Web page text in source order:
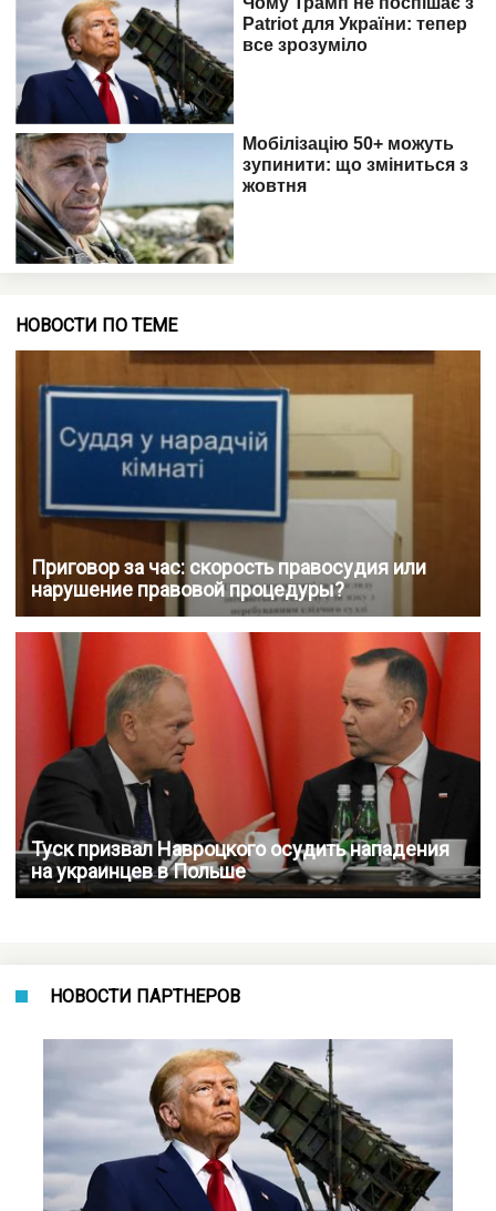
НОВОСТИ ПО ТЕМЕ
Приговор за час: скорость правосудия или
нарушение правовой процедуры?
Туск призвал Навроцкого осудить нападения
на украинцев в Польше
НОВОСТИ ПАРТНЕРОВ